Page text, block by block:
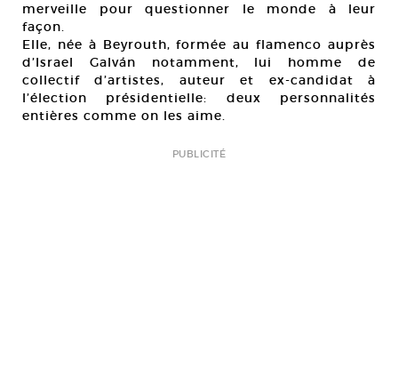
merveille pour questionner le monde à leur
façon.
Elle, née à Beyrouth, formée au flamenco auprès
d’Israel Galván notamment, lui homme de
collectif d’artistes, auteur et ex-candidat à
l’élection présidentielle: deux personnalités
entières comme on les aime.
PUBLICITÉ